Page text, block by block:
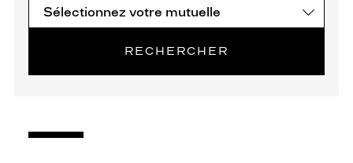
RECHERCHER